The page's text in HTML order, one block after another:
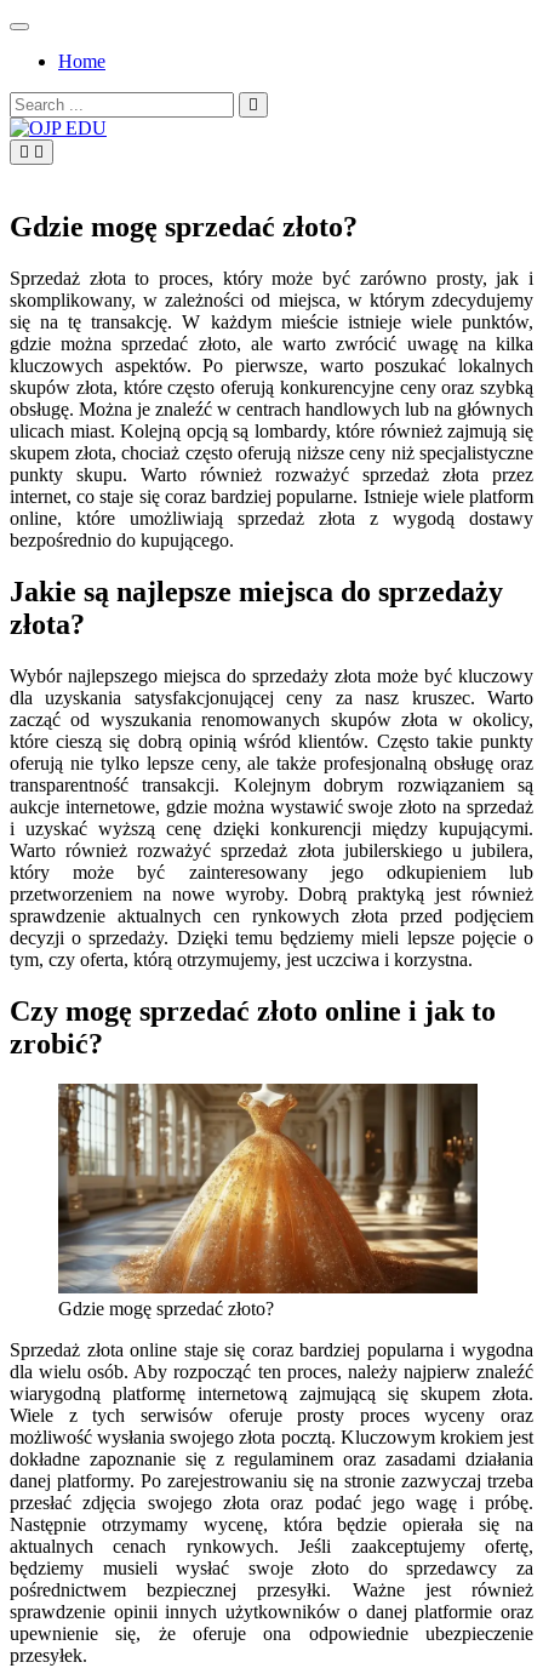
Skip
contentHome
Search
for:
Gdzie mogę sprzedać złoto?
Sprzedaż złota to proces, który może być zarówno prosty, jak i
skomplikowany, w zależności od miejsca, w którym zdecydujemy
się na tę transakcję. W każdym mieście istnieje wiele punktów,
gdzie można sprzedać złoto, ale warto zwrócić uwagę na kilka
kluczowych aspektów. Po pierwsze, warto poszukać lokalnych
skupów złota, które często oferują konkurencyjne ceny oraz szybką
obsługę. Można je znaleźć w centrach handlowych lub na głównych
ulicach miast. Kolejną opcją są lombardy, które również zajmują się
skupem złota, chociaż często oferują niższe ceny niż specjalistyczne
punkty skupu. Warto również rozważyć sprzedaż złota przez
internet, co staje się coraz bardziej popularne. Istnieje wiele platform
online, które umożliwiają sprzedaż złota z wygodą dostawy
bezpośrednio do kupującego.
Jakie są najlepsze miejsca do sprzedaży
złota?
Wybór najlepszego miejsca do sprzedaży złota może być kluczowy
dla uzyskania satysfakcjonującej ceny za nasz kruszec. Warto
zacząć od wyszukania renomowanych skupów złota w okolicy,
które cieszą się dobrą opinią wśród klientów. Często takie punkty
oferują nie tylko lepsze ceny, ale także profesjonalną obsługę oraz
transparentność transakcji. Kolejnym dobrym rozwiązaniem są
aukcje internetowe, gdzie można wystawić swoje złoto na sprzedaż
i uzyskać wyższą cenę dzięki konkurencji między kupującymi.
Warto również rozważyć sprzedaż złota jubilerskiego u jubilera,
który może być zainteresowany jego odkupieniem lub
przetworzeniem na nowe wyroby. Dobrą praktyką jest również
sprawdzenie aktualnych cen rynkowych złota przed podjęciem
decyzji o sprzedaży. Dzięki temu będziemy mieli lepsze pojęcie o
tym, czy oferta, którą otrzymujemy, jest uczciwa i korzystna.
Czy mogę sprzedać złoto online i jak to
zrobić?
Gdzie mogę sprzedać złoto?
Sprzedaż złota online staje się coraz bardziej popularna i wygodna
dla wielu osób. Aby rozpocząć ten proces, należy najpierw znaleźć
wiarygodną platformę internetową zajmującą się skupem złota.
Wiele z tych serwisów oferuje prosty proces wyceny oraz
możliwość wysłania swojego złota pocztą. Kluczowym krokiem jest
dokładne zapoznanie się z regulaminem oraz zasadami działania
danej platformy. Po zarejestrowaniu się na stronie zazwyczaj trzeba
przesłać zdjęcia swojego złota oraz podać jego wagę i próbę.
Następnie otrzymamy wycenę, która będzie opierała się na
aktualnych cenach rynkowych. Jeśli zaakceptujemy ofertę,
będziemy musieli wysłać swoje złoto do sprzedawcy za
pośrednictwem bezpiecznej przesyłki. Ważne jest również
sprawdzenie opinii innych użytkowników o danej platformie oraz
upewnienie się, że oferuje ona odpowiednie ubezpieczenie
przesyłek.